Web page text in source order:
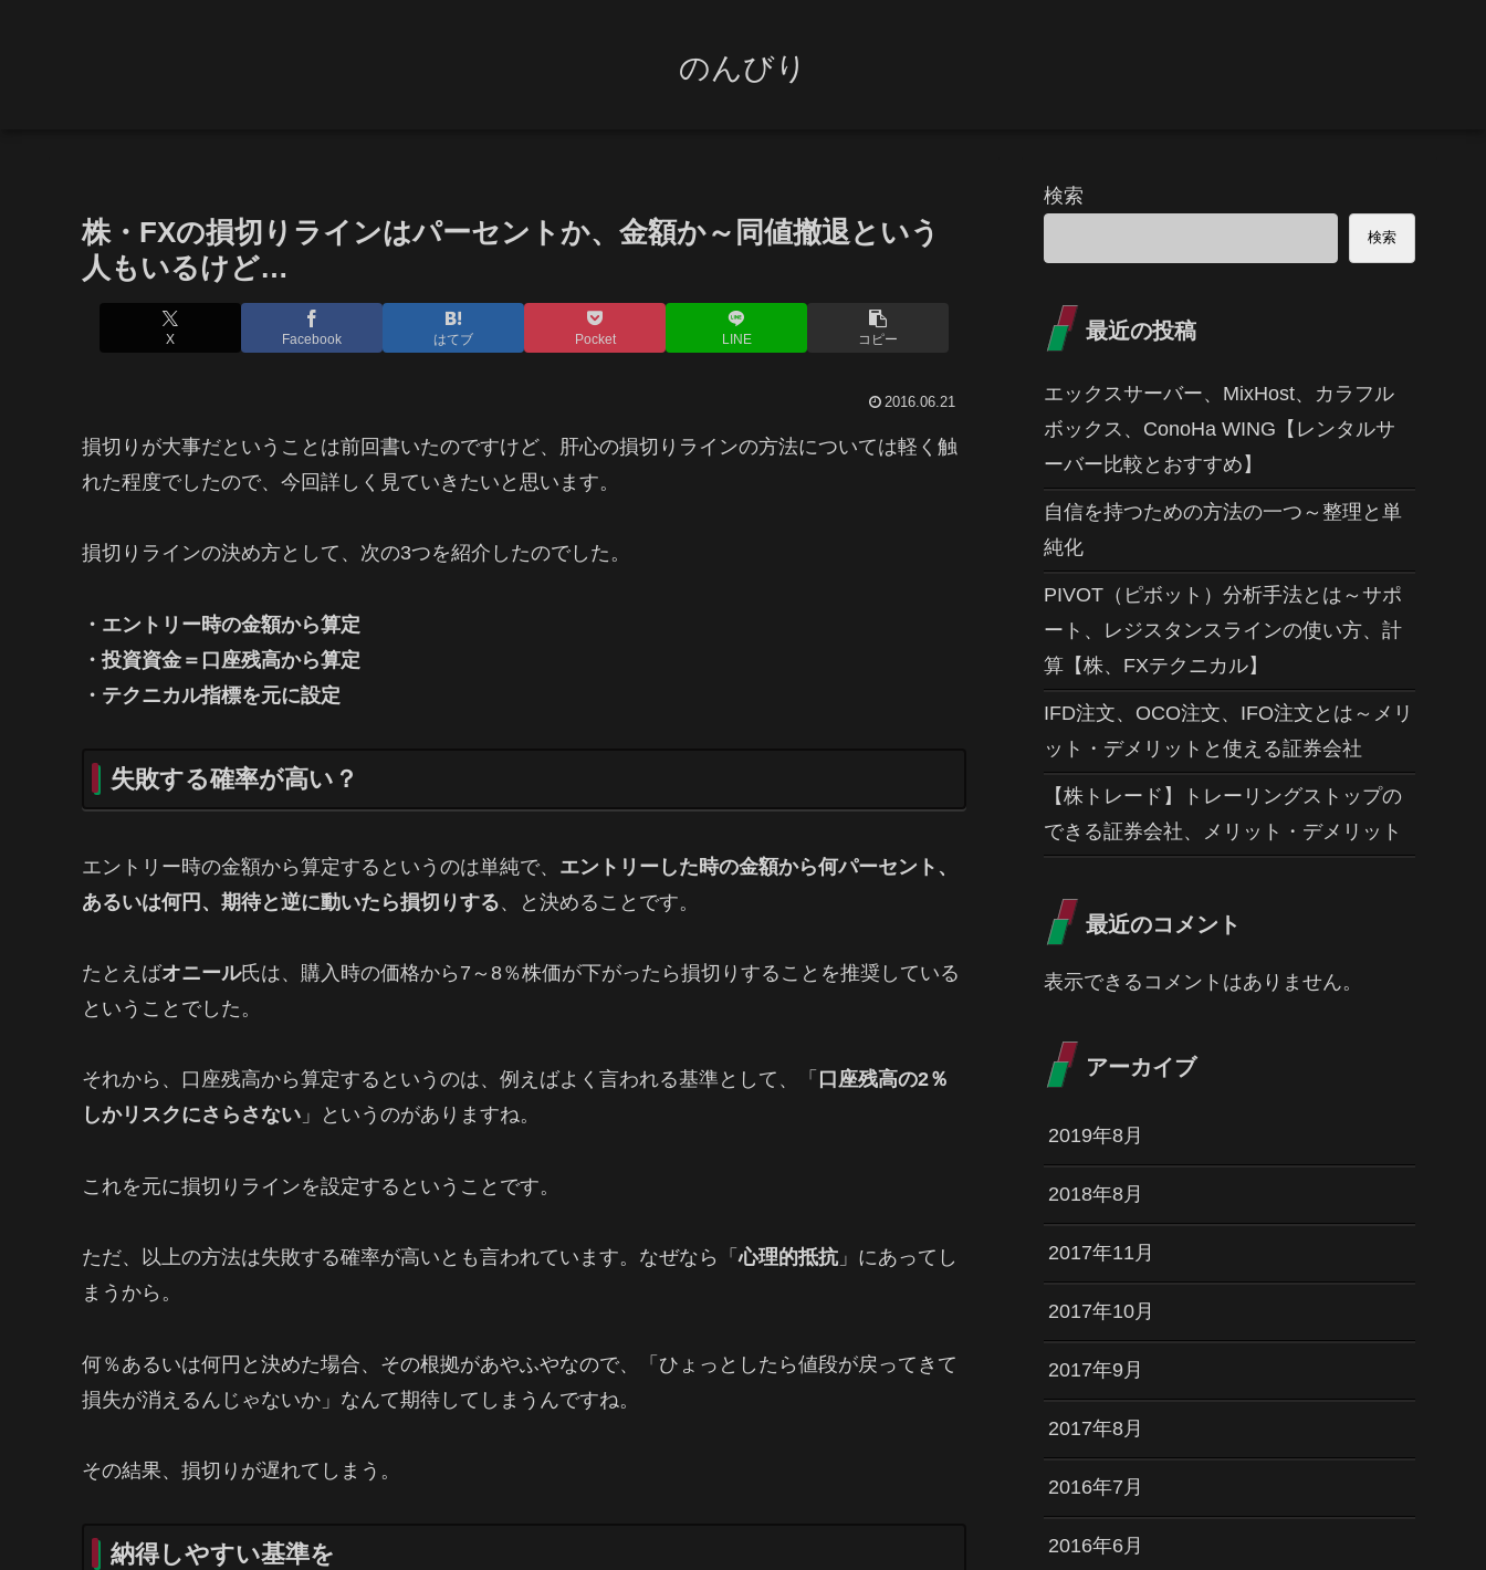
のんびり
株・FXの損切りラインはパーセントか、金額か～同値撤退という
人もいるけど…
X Facebook はてブ Pocket LINE コピー
2016.06.21
損切りが大事だということは前回書いたのですけど、肝心の損切りラインの方法については軽く触
れた程度でしたので、今回詳しく見ていきたいと思います。
損切りラインの決め方として、次の3つを紹介したのでした。
・エントリー時の金額から算定
・投資資金＝口座残高から算定
・テクニカル指標を元に設定
失敗する確率が高い？
エントリー時の金額から算定するというのは単純で、 エントリーした時の金額から何パーセント、
あるいは何円、期待と逆に動いたら損切りする、と決めることです。
たとえばオニール氏は、購入時の価格から7～8％株価が下がったら損切りすることを推奨している
ということでした。
それから、口座残高から算定するというのは、例えばよく言われる基準として、「 口座残高の2％
しかリスクにさらさない 」というのがありますね。
これを元に損切りラインを設定するということです。
ただ、以上の方法は失敗する確率が高いとも言われています。なぜなら「心理的抵抗」にあってし
まうから。
何％あるいは何円と決めた場合、その根拠があやふやなので、「ひょっとしたら値段が戻ってきて
損失が消えるんじゃないか」なんて期待してしまうんですね。
その結果、損切りが遅れてしまう。
納得しやすい基準を
検索
検索
最近の投稿
エックスサーバー、MixHost、カラフル
ボックス、ConoHa WING【レンタルサ
ーバー比較とおすすめ】
自信を持つための方法の一つ～整理と単
純化
PIVOT（ピボット）分析手法とは～サポ
ート、レジスタンスラインの使い方、計
算【株、FXテクニカル】
IFD注文、OCO注文、IFO注文とは～メリ
ット・デメリットと使える証券会社
【株トレード】トレーリングストップの
できる証券会社、メリット・デメリット
最近のコメント
表示できるコメントはありません。
アーカイブ
2019年8月
2018年8月
2017年11月
2017年10月
2017年9月
2017年8月
2016年7月
2016年6月